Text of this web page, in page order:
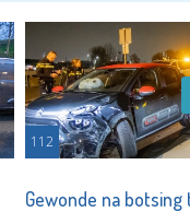
112
Gewonde na